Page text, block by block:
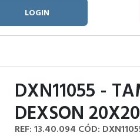
LOGIN
DXN11055 -
DEXSON 20X20
REF: 13.40.094 CÓD: